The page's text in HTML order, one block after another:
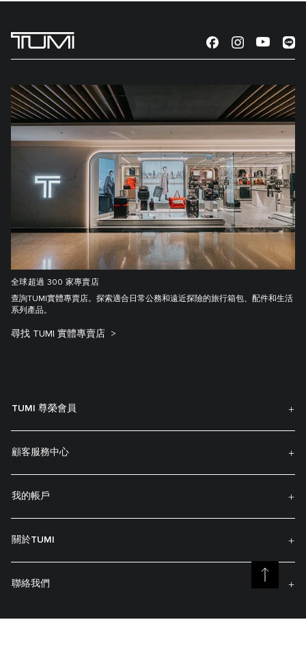
全球超過 300 家專賣店
查詢TUMI實體專賣店。探索適合日常公務和遠近探險的旅行箱包、配件和生活
系列產品。
尋找 TUMI 實體專賣店
TUMI 尊榮會員
顧客服務中心
我的帳戶
關於TUMI
聯絡我們